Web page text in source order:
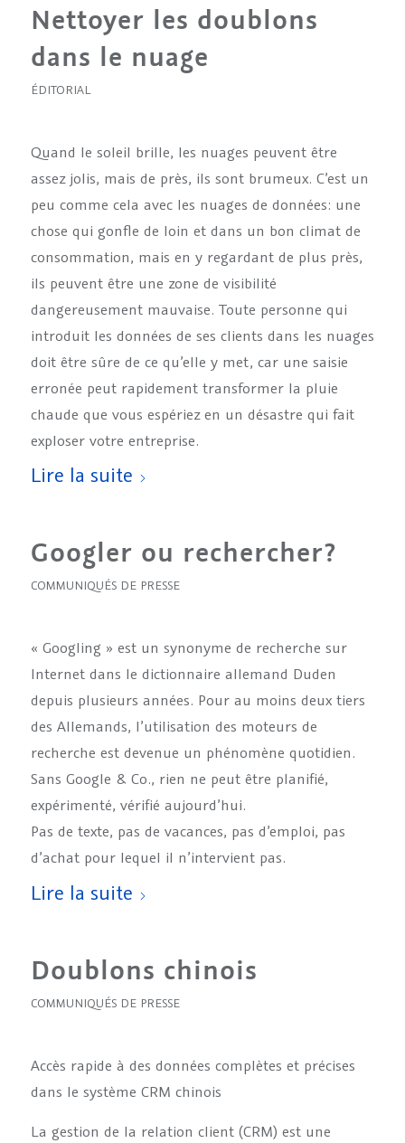
Nettoyer les doublons
dans le nuage
ÉDITORIAL
Quand le soleil brille, les nuages peuvent être
assez jolis, mais de près, ils sont brumeux. C’est un
peu comme cela avec les nuages de données: une
chose qui gonfle de loin et dans un bon climat de
consommation, mais en y regardant de plus près,
ils peuvent être une zone de visibilité
dangereusement mauvaise. Toute personne qui
introduit les données de ses clients dans les nuages
doit être sûre de ce qu’elle y met, car une saisie
erronée peut rapidement transformer la pluie
chaude que vous espériez en un désastre qui fait
exploser votre entreprise.
Lire la suite
Googler ou rechercher?
COMMUNIQUÉS DE PRESSE
« Googling » est un synonyme de recherche sur
Internet dans le dictionnaire allemand Duden
depuis plusieurs années. Pour au moins deux tiers
des Allemands, l’utilisation des moteurs de
recherche est devenue un phénomène quotidien.
Sans Google & Co., rien ne peut être planifié,
expérimenté, vérifié aujourd’hui.
Pas de texte, pas de vacances, pas d’emploi, pas
d’achat pour lequel il n’intervient pas.
Lire la suite
Doublons chinois
COMMUNIQUÉS DE PRESSE
Accès rapide à des données complètes et précises
dans le système CRM chinois
La gestion de la relation client (CRM) est une